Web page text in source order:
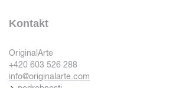
Kontakt
OriginalArte
+420 603 526 288
info@originalarte.com